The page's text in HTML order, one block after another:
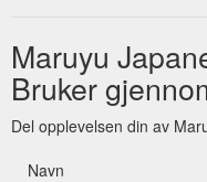
Maruyu
Bruker
Del opplevelsen din av
Navn